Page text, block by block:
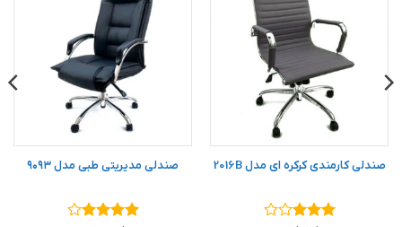
صندلی کارمندی کرکره ای مدل 2016B صندلی مدیریتی طبی مدل ۹۰۹۳